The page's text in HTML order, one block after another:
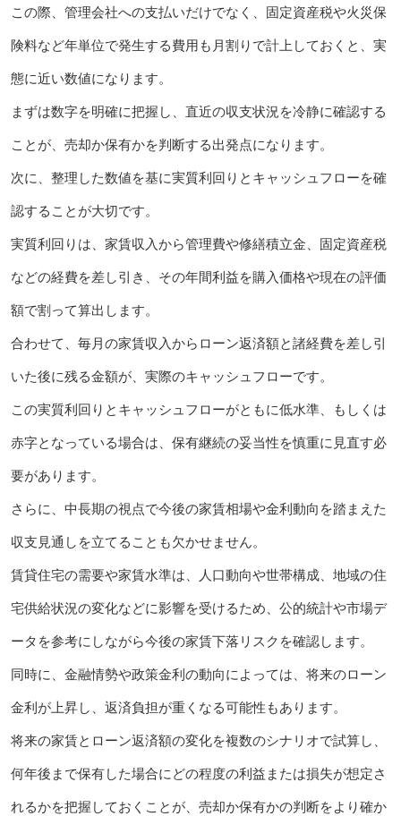
この際、管理会社への支払いだけでなく、固定資産税や火災保
険料など年単位で発生する費用も月割りで計上しておくと、実
態に近い数値になります。
まずは数字を明確に把握し、直近の収支状況を冷静に確認する
ことが、売却か保有かを判断する出発点になります。
次に、整理した数値を基に実質利回りとキャッシュフローを確
認することが大切です。
実質利回りは、家賃収入から管理費や修繕積立金、固定資産税
などの経費を差し引き、その年間利益を購入価格や現在の評価
額で割って算出します。
合わせて、毎月の家賃収入からローン返済額と諸経費を差し引
いた後に残る金額が、実際のキャッシュフローです。
この実質利回りとキャッシュフローがともに低水準、もしくは
赤字となっている場合は、保有継続の妥当性を慎重に見直す必
要があります。
さらに、中長期の視点で今後の家賃相場や金利動向を踏まえた
収支見通しを立てることも欠かせません。
賃貸住宅の需要や家賃水準は、人口動向や世帯構成、地域の住
宅供給状況の変化などに影響を受けるため、公的統計や市場デ
ータを参考にしながら今後の家賃下落リスクを確認します。
同時に、金融情勢や政策金利の動向によっては、将来のローン
金利が上昇し、返済負担が重くなる可能性もあります。
将来の家賃とローン返済額の変化を複数のシナリオで試算し、
何年後まで保有した場合にどの程度の利益または損失が想定さ
れるかを把握しておくことが、売却か保有かの判断をより確か